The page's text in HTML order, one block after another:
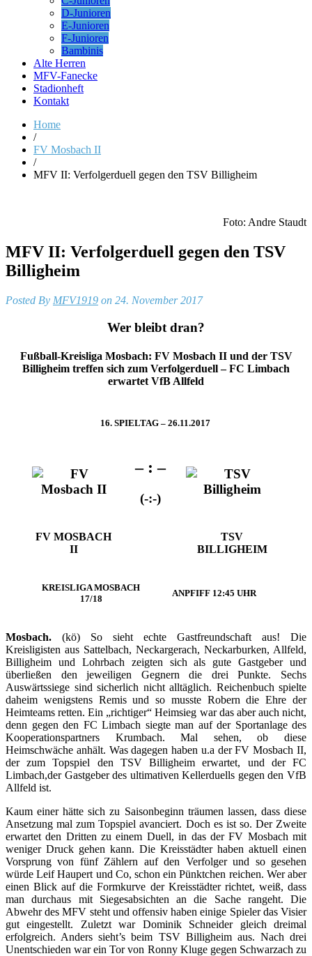
D-Junioren
E-Junioren
F-Junioren
Bambinis
Alte Herren
MFV-Fanecke
Stadionheft
Kontakt
Home
/
FV Mosbach II
/
MFV II: Verfolgerduell gegen den TSV Billigheim
Foto: Andre Staudt
MFV II: Verfolgerduell gegen den TSV
Billigheim
Posted By MFV1919 on 24. November 2017
Wer bleibt dran?
Fußball-Kreisliga Mosbach: FV Mosbach II und der TSV
Billigheim treffen sich zum Verfolgerduell – FC Limbach
erwartet VfB Allfeld
16. SPIELTAG – 26.11.2017
– : –
(-:-)
FV MOSBACH
II
TSV
BILLIGHEIM
KREISLIGA MOSBACH
17/18
ANPFIFF 12:45 UHR
Mosbach. (kö) So sieht echte Gastfreundschaft aus! Die
Kreisligisten aus Sattelbach, Neckargerach, Neckarburken, Allfeld,
Billigheim und Lohrbach zeigten sich als gute Gastgeber und
überließen den jeweiligen Gegnern die drei Punkte. Sechs
Auswärtssiege sind sicherlich nicht alltäglich. Reichenbuch spielte
daheim wenigstens Remis und so musste Robern die Ehre der
Heimteams retten. Ein „richtiger“ Heimsieg war das aber auch nicht,
denn gegen den FC Limbach siegte man auf der Sportanlage des
Kooperationspartners Krumbach. Mal sehen, ob diese
Heimschwäche anhält. Was dagegen haben u.a der FV Mosbach II,
der zum Topspiel den TSV Billigheim erwartet, und der FC
Limbach,der Gastgeber des ultimativen Kellerduells gegen den VfB
Allfeld ist.
Kaum einer hätte sich zu Saisonbeginn träumen lassen, dass diese
Ansetzung mal zum Topspiel avanciert. Doch es ist so. Der Zweite
erwartet den Dritten zu einem Duell, in das der FV Mosbach mit
weniger Druck gehen kann. Die Kreisstädter haben aktuell einen
Vorsprung von fünf Zählern auf den Verfolger und so gesehen
würde Leif Haupert und Co, schon ein Pünktchen reichen. Wer aber
einen Blick auf die Formkurve der Kreisstädter richtet, weiß, dass
man durchaus mit Siegesabsichten an die Sache rangeht. Die
Abwehr des MFV steht und offensiv haben einige Spieler das Visier
gut eingestellt. Zuletzt war Dominik Schneider gleich dreimal
erfolgreich. Anders sieht’s beim TSV Billigheim aus. Nach drei
Unentschieden war ein Tor von Ronny Kluge gegen Schwarzach zu